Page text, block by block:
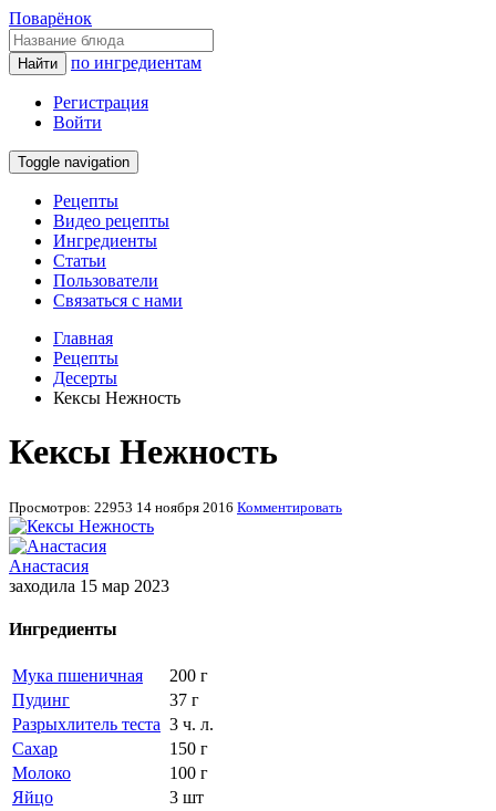
Поварёнок
Найти по ингредиентам
Регистрация
Войти
Toggle navigation
Рецепты
Видео рецепты
Ингредиенты
Статьи
Пользователи
Связаться с нами
Главная
Рецепты
Десерты
Кексы Нежность
Кексы Нежность
Просмотров: 22953 14 ноября 2016 Комментировать
Анастасия
заходила 15 мар 2023
Ингредиенты
Мука пшеничная
200 г
Пудинг
37 г
Разрыхлитель теста 3 ч. л.
Сахар
150 г
Молоко
100 г
Яйцо
3 шт